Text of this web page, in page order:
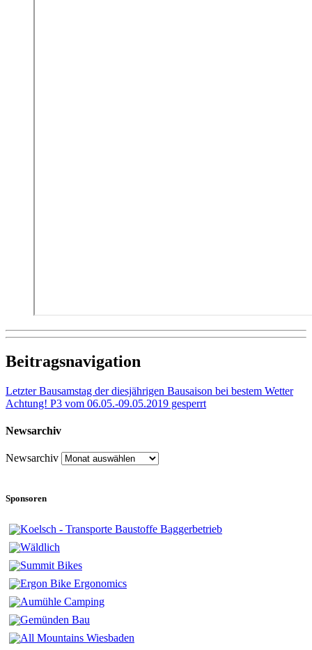
Beitragsnavigation
Letzter Bausamstag der diesjährigen Bausaison bei bestem Wetter
Achtung! P3 vom 06.05.-09.05.2019 gesperrt
Newsarchiv
Newsarchiv
Sponsoren